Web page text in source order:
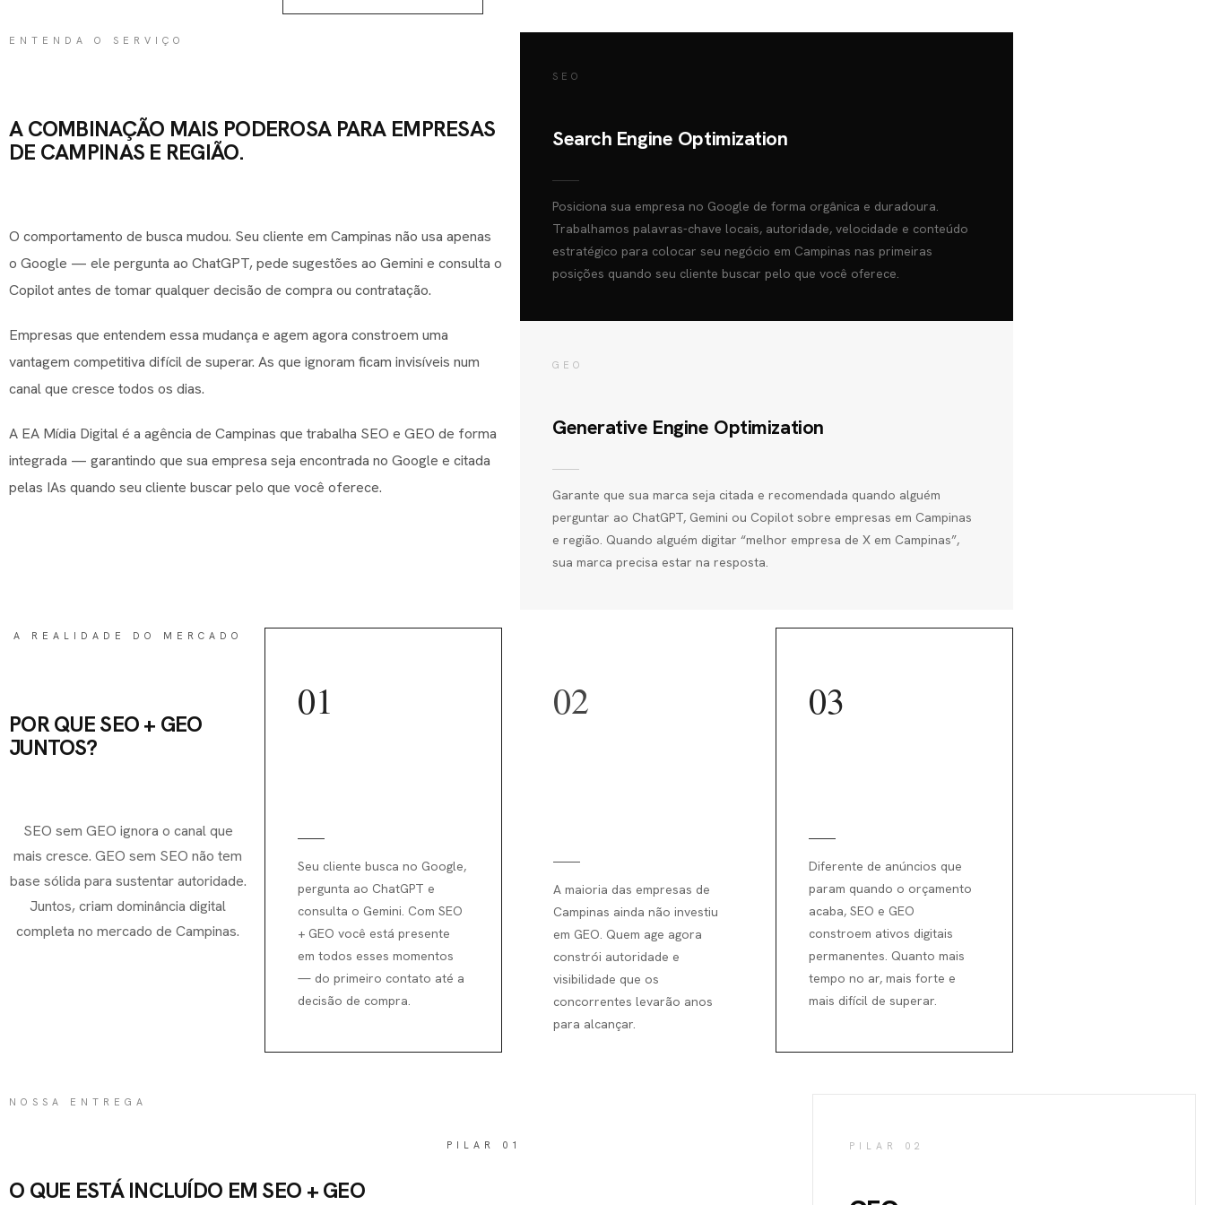
ENTENDA O SERVIÇO
A COMBINAÇÃO MAIS PODEROSA PARA EMPRESAS
DE CAMPINAS E REGIÃO.
O comportamento de busca mudou. Seu cliente em Campinas não usa apenas
o Google — ele pergunta ao ChatGPT, pede sugestões ao Gemini e consulta o
Copilot antes de tomar qualquer decisão de compra ou contratação.
Empresas que entendem essa mudança e agem agora constroem uma
vantagem competitiva difícil de superar. As que ignoram ficam invisíveis num
canal que cresce todos os dias.
A EA Mídia Digital é a agência de Campinas que trabalha SEO e GEO de forma
integrada — garantindo que sua empresa seja encontrada no Google e citada
pelas IAs quando seu cliente buscar pelo que você oferece.
SEO
Search Engine Optimization
Posiciona sua empresa no Google de forma orgânica e duradoura.
Trabalhamos palavras-chave locais, autoridade, velocidade e conteúdo
estratégico para colocar seu negócio em Campinas nas primeiras
posições quando seu cliente buscar pelo que você oferece.
GEO
Generative Engine Optimization
Garante que sua marca seja citada e recomendada quando alguém
perguntar ao ChatGPT, Gemini ou Copilot sobre empresas em Campinas
e região. Quando alguém digitar “melhor empresa de X em Campinas”,
sua marca precisa estar na resposta.
A REALIDADE DO MERCADO
POR QUE SEO + GEO
JUNTOS?
SEO sem GEO ignora o canal que
mais cresce. GEO sem SEO não tem
base sólida para sustentar autoridade.
Juntos, criam dominância digital
completa no mercado de Campinas.
01
Seu cliente busca no Google,
pergunta ao ChatGPT e
consulta o Gemini. Com SEO
+ GEO você está presente
em todos esses momentos
— do primeiro contato até a
decisão de compra.
02
A maioria das empresas de
Campinas ainda não investiu
em GEO. Quem age agora
constrói autoridade e
visibilidade que os
concorrentes levarão anos
para alcançar.
03
Diferente de anúncios que
param quando o orçamento
acaba, SEO e GEO
constroem ativos digitais
permanentes. Quanto mais
tempo no ar, mais forte e
mais difícil de superar.
NOSSA ENTREGA
O QUE ESTÁ INCLUÍDO EM SEO + GEO
PILAR 01 PILAR 02